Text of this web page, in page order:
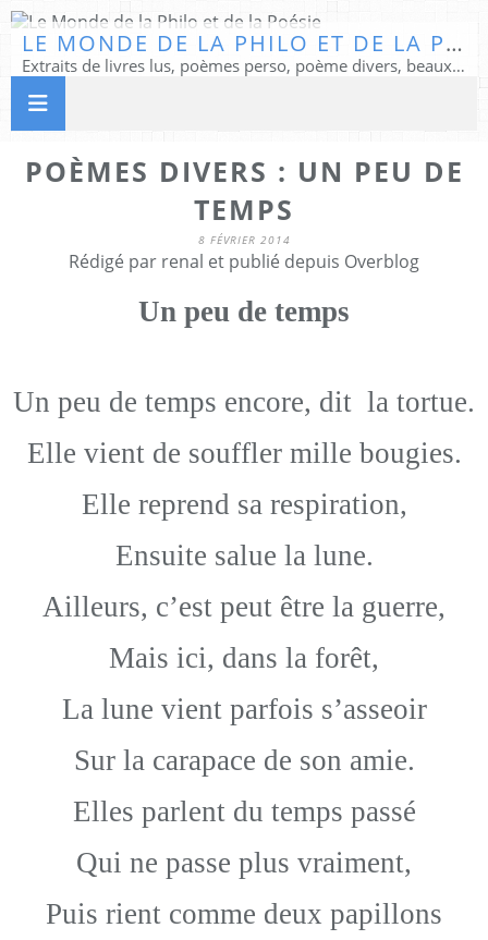
LE MONDE DE LA PHILO ET DE LA POÉSIE
Extraits de livres lus, poèmes perso, poème divers, beaux textes...
POÈMES DIVERS : UN PEU DE
TEMPS
8 FÉVRIER 2014
Rédigé par renal et publié depuis Overblog
Un peu de temps
Un peu de temps encore, dit la tortue.
Elle vient de souffler mille bougies.
Elle reprend sa respiration,
Ensuite salue la lune.
Ailleurs, c’est peut être la guerre,
Mais ici, dans la forêt,
La lune vient parfois s’asseoir
Sur la carapace de son amie.
Elles parlent du temps passé
Qui ne passe plus vraiment,
Puis rient comme deux papillons